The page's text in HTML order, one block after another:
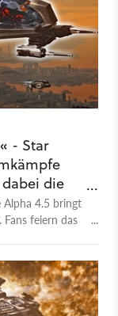
findet ihr
3YFfLha
Feed:
- Star
die
Alpha 4.5 bringt
feiern das